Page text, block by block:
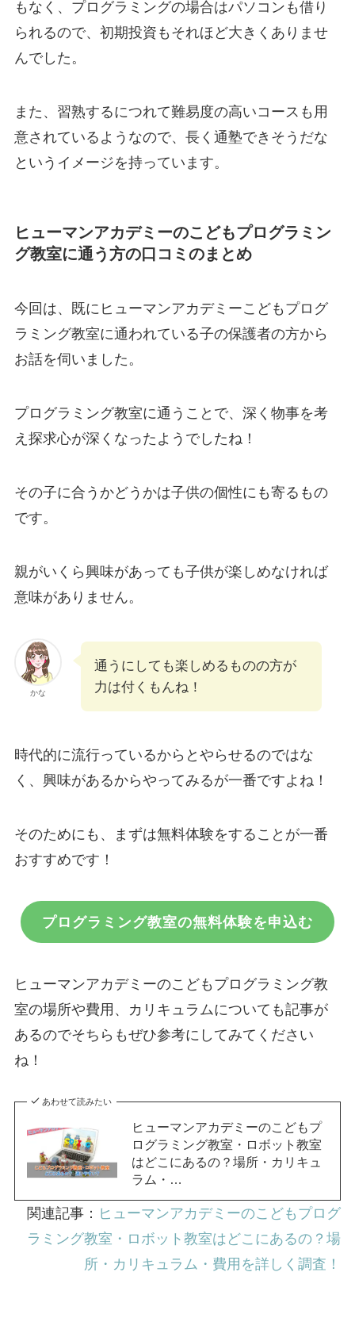
もなく、プログラミングの場合はパソコンも借り
られるので、初期投資もそれほど大きくありませ
んでした。
また、習熟するにつれて難易度の高いコースも用
意されているようなので、長く通塾できそうだな
というイメージを持っています。
ヒューマンアカデミーのこどもプログラミン
グ教室に通う方の口コミのまとめ
今回は、既にヒューマンアカデミーこどもプログ
ラミング教室に通われている子の保護者の方から
お話を伺いました。
プログラミング教室に通うことで、深く物事を考
え探求心が深くなったようでしたね！
その子に合うかどうかは子供の個性にも寄るもの
です。
親がいくら興味があっても子供が楽しめなければ
意味がありません。
かな
通うにしても楽しめるものの方が
力は付くもんね！
時代的に流行っているからとやらせるのではな
く、興味があるからやってみるが一番ですよね！
そのためにも、まずは無料体験をすることが一番
おすすめです！
プログラミング教室の無料体験を申込む
ヒューマンアカデミーのこどもプログラミング教
室の場所や費用、カリキュラムについても記事が
あるのでそちらもぜひ参考にしてみてください
ね！
あわせて読みたい
ヒューマンアカデミーのこどもプ
ログラミング教室・ロボット教室
はどこにあるの？場所・カリキュ
ラム・…
関連記事： ヒューマンアカデミーのこどもプログ
ラミング教室・ロボット教室はどこにあるの？場
所・カリキュラム・費用を詳しく調査！